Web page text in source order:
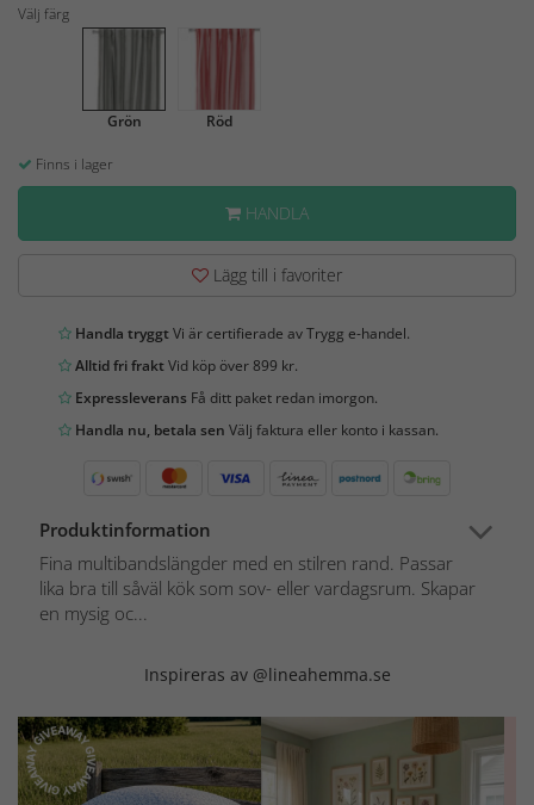
Välj färg
Grön Röd
Finns i lager
HANDLA
Lägg till i favoriter
Handla tryggtVi är certifierade av Trygg e-handel.
Alltid fri fraktVid köp över 899 kr.
Expressleverans Få ditt paket redan imorgon.
Handla nu, betala sen Välj faktura eller konto i kassan.
Produktinformation
Fina multibandslängder med en stilren rand. Passar
lika bra till såväl kök som sov- eller vardagsrum. Skapar
en mysig oc...
Inspireras av @lineahemma.se